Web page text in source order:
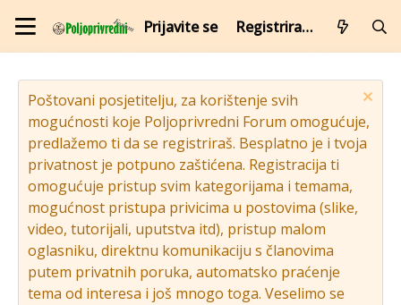
Prijavite se Registrirajte se
Poštovani posjetitelju, za korištenje svih
mogućnosti koje Poljoprivredni Forum omogućuje,
predlažemo ti da se registriraš. Besplatno je i tvoja
privatnost je potpuno zaštićena. Registracija ti
omogućuje pristup svim kategorijama i temama,
mogućnost pristupa privicima u postovima (slike,
video, tutorijali, uputstva itd), pristup malom
oglasniku, direktnu komunikaciju s članovima
putem privatnih poruka, automatsko praćenje
tema od interesa i još mnogo toga. Veselimo se